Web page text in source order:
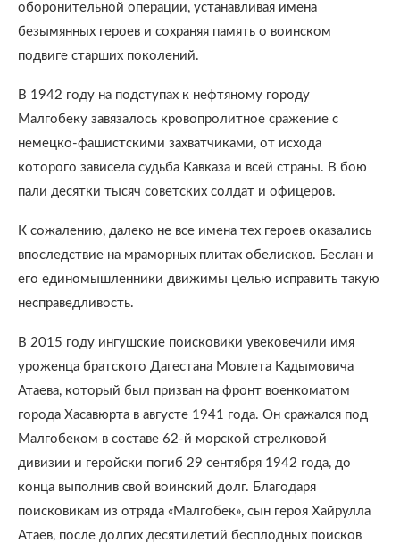
оборонительной операции, устанавливая имена
безымянных героев и сохраняя память о воинском
подвиге старших поколений.
В 1942 году на подступах к нефтяному городу
Малгобеку завязалось кровопролитное сражение с
немецко-фашистскими захватчиками, от исхода
которого зависела судьба Кавказа и всей страны. В бою
пали десятки тысяч советских солдат и офицеров.
К сожалению, далеко не все имена тех героев оказались
впоследствие на мраморных плитах обелисков. Беслан и
его единомышленники движимы целью исправить такую
несправедливость.
В 2015 году ингушские поисковики увековечили имя
уроженца братского Дагестана Мовлета Кадымовича
Атаева, который был призван на фронт военкоматом
города Хасавюрта в августе 1941 года. Он сражался под
Малгобеком в составе 62-й морской стрелковой
дивизии и геройски погиб 29 сентября 1942 года, до
конца выполнив свой воинский долг. Благодаря
поисковикам из отряда «Малгобек», сын героя Хайрулла
Атаев, после долгих десятилетий бесплодных поисков